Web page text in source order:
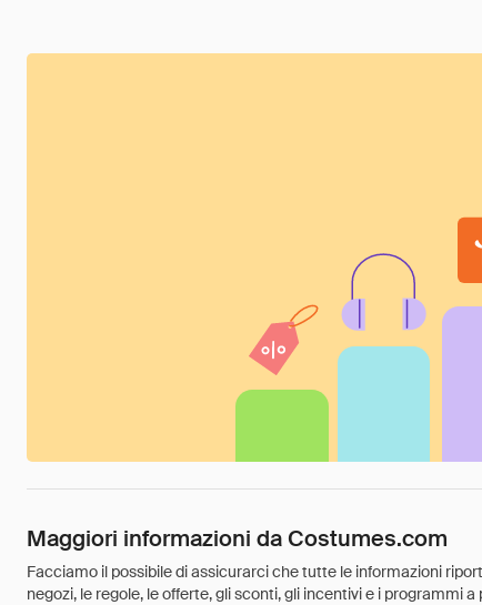
Maggiori informazioni da Costumes.com
Facciamo il possibile di assicurarci che tutte le informazioni
negozi, le regole, le offerte, gli sconti, gli incentivi e i programmi